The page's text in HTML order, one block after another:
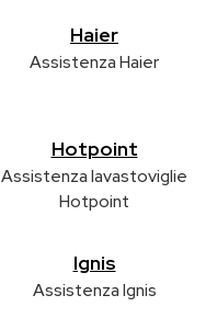
Haier
Assistenza Haier
Hotpoint
Assistenza lavastoviglie
Hotpoint
Ignis
Assistenza Ignis